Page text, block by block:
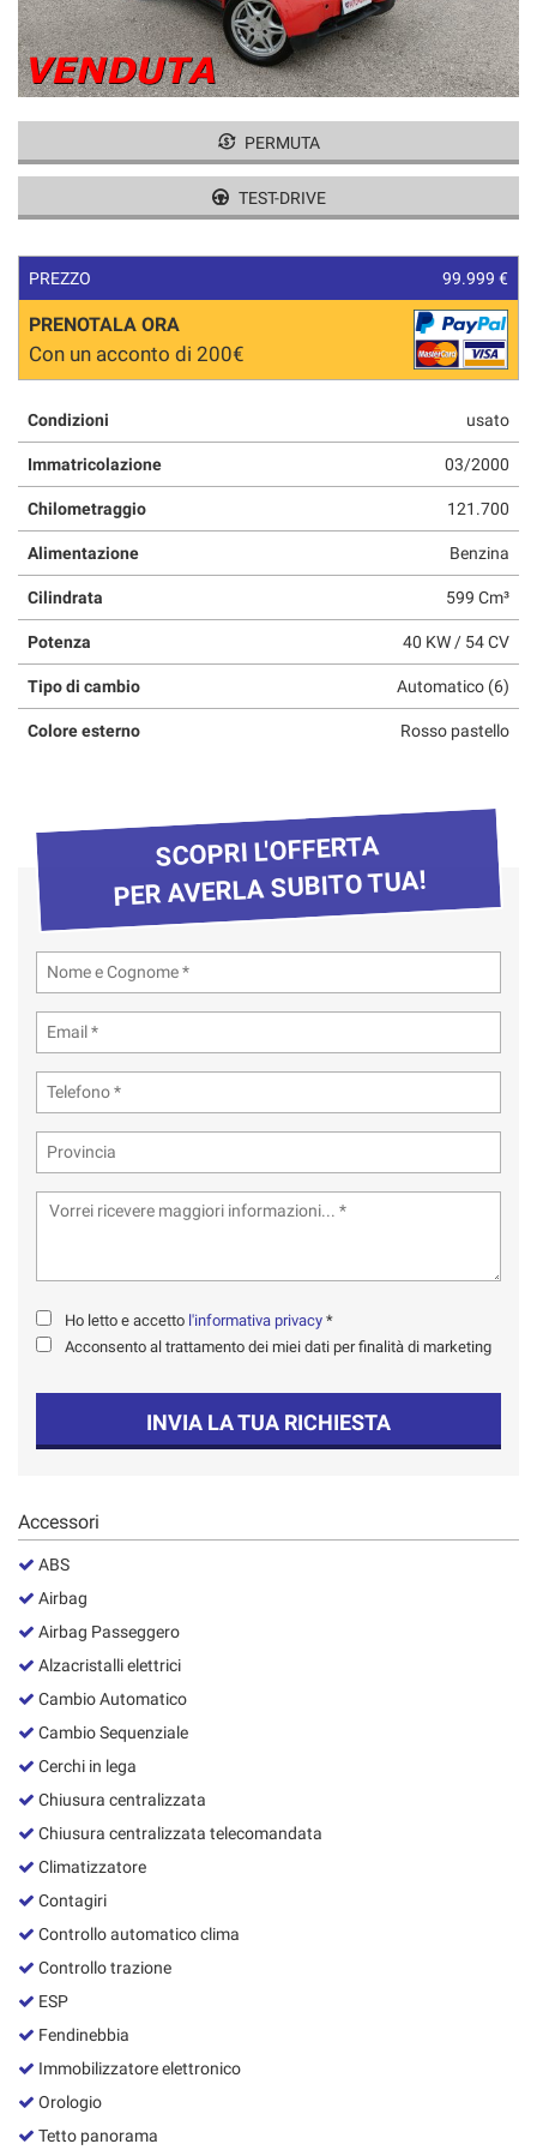
CONTATTI
PERMUTA
TEST-DRIVE
PREZZO 99.999 €
PRENOTALA ORA
Con un acconto di 200€
Condizioni usato
Immatricolazione 03/2000
Chilometraggio 121.700
Alimentazione Benzina
Cilindrata 599 Cm³
Potenza 40 KW / 54 CV
Tipo di cambio Automatico (6)
Colore esterno Rosso pastello
SCOPRI L'OFFERTA
PER AVERLA SUBITO TUA!
Ho letto e accetto l'informativa privacy *
Acconsento al trattamento dei miei dati per finalità di marketing
INVIA LA TUA RICHIESTA
Accessori
ABS
Airbag
Airbag Passeggero
Alzacristalli elettrici
Cambio Automatico
Cambio Sequenziale
Cerchi in lega
Chiusura centralizzata
Chiusura centralizzata telecomandata
Climatizzatore
Contagiri
Controllo automatico clima
Controllo trazione
ESP
Fendinebbia
Immobilizzatore elettronico
Orologio
Tetto panorama
tracciamento
che
adottiamo
per
e
le
di
seguito
descritte.
Per
ottenere
informazioni
sull'utilità
e
sul
funzionamento
di
questi
di
tracciamento
rimanda
alla
cookie
modificare
le
tue
scelte
qualsiasi
momento.
Cookie per il miglioramento dell'esperienza utente
Cookie di marketing
la
policy
Salva
impostazioni